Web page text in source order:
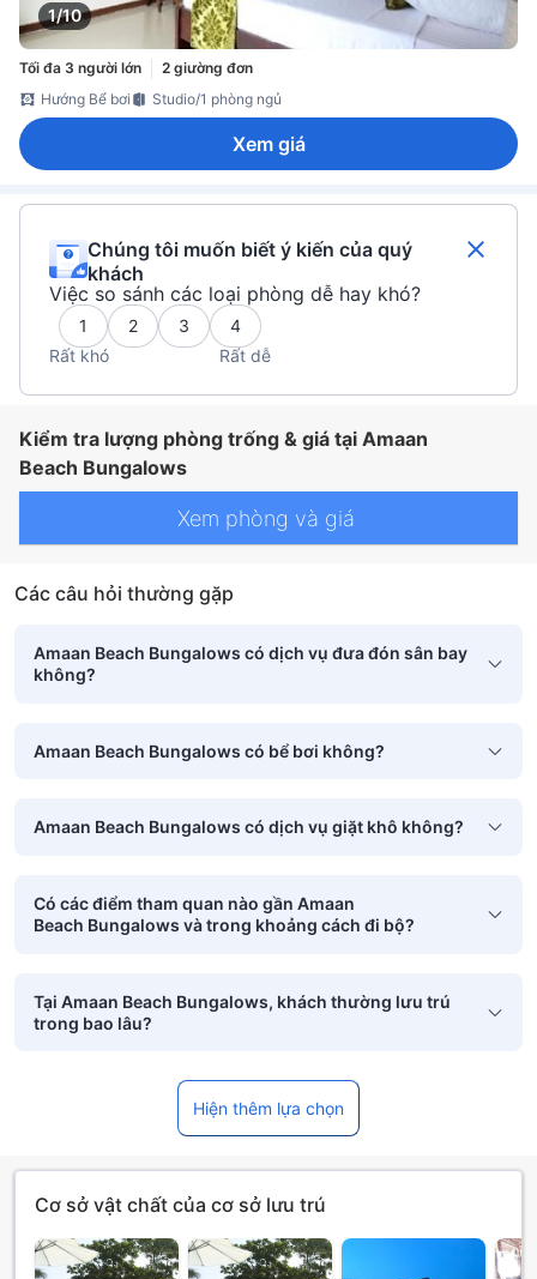
1/10
Tối đa 3 người lớn
2 giường đơn
Hướng Bể bơi
Studio/1 phòng ngủ
Xem giá
Chúng tôi muốn biết ý kiến của quý
khách
Việc so sánh các loại phòng dễ hay khó?
1 2 3
4
Rất khó
Rất dễ
Kiểm tra lượng phòng trống & giá tại Amaan
Beach Bungalows
Xem phòng và giá
Các câu hỏi thường gặp
Amaan Beach Bungalows có dịch vụ đưa đón sân bay
không?
Amaan Beach Bungalows có bể bơi không?
Amaan Beach Bungalows có dịch vụ giặt khô không?
Có các điểm tham quan nào gần Amaan
Beach Bungalows và trong khoảng cách đi bộ?
Tại Amaan Beach Bungalows, khách thường lưu trú
trong bao lâu?
Hiện thêm lựa chọn
Cơ sở vật chất của cơ sở lưu trú